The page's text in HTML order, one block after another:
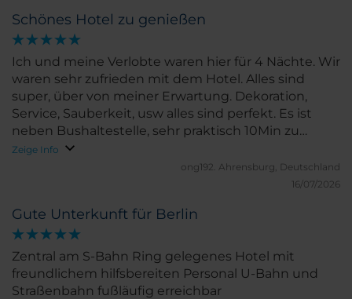
Schönes Hotel zu genießen
Ich und meine Verlobte waren hier für 4 Nächte. Wir
waren sehr zufrieden mit dem Hotel. Alles sind
super, über von meiner Erwartung. Dekoration,
Service, Sauberkeit, usw alles sind perfekt. Es ist
neben Bushaltestelle, sehr praktisch 10Min zu
Zentrum, wo die schönsten Sehenswürdigkeiten
sind und 15-20Min bis zum Hbf. Ich habe das Buffet
Frühstück nicht erlebt, aber sah auch sehr schön.
Zeige Info
ong192. Ahrensburg, Deutschland
16/07/2026
Gute Unterkunft für Berlin
Zentral am S-Bahn Ring gelegenes Hotel mit
freundlichem hilfsbereiten Personal U-Bahn und
Straßenbahn fußläufig erreichbar